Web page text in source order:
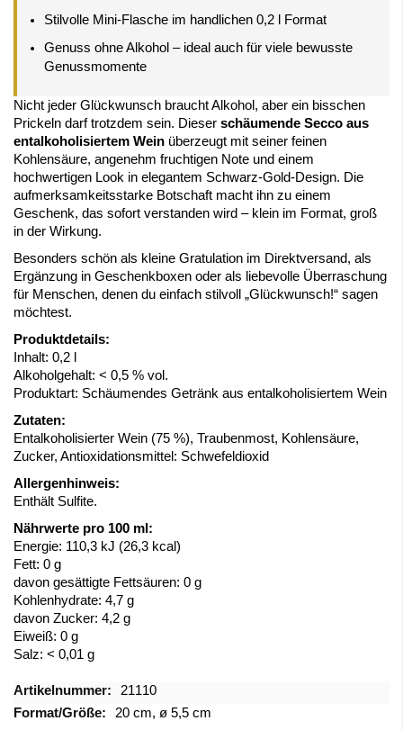
Stilvolle Mini-Flasche im handlichen 0,2 l Format
Genuss ohne Alkohol – ideal auch für viele bewusste
Genussmomente
Nicht jeder Glückwunsch braucht Alkohol, aber ein bisschen
Prickeln darf trotzdem sein. Dieser schäumende Secco aus
entalkoholisiertem Wein überzeugt mit seiner feinen
Kohlensäure, angenehm fruchtigen Note und einem
hochwertigen Look in elegantem Schwarz-Gold-Design. Die
aufmerksamkeitsstarke Botschaft macht ihn zu einem
Geschenk, das sofort verstanden wird – klein im Format, groß
in der Wirkung.
Besonders schön als kleine Gratulation im Direktversand, als
Ergänzung in Geschenkboxen oder als liebevolle Überraschung
für Menschen, denen du einfach stilvoll „Glückwunsch!“ sagen
möchtest.
Produktdetails:
Inhalt: 0,2 l
Alkoholgehalt: < 0,5 % vol.
Produktart: Schäumendes Getränk aus entalkoholisiertem Wein
Zutaten:
Entalkoholisierter Wein (75 %), Traubenmost, Kohlensäure,
Zucker, Antioxidationsmittel: Schwefeldioxid
Allergenhinweis:
Enthält Sulfite.
Nährwerte pro 100 ml:
Energie: 110,3 kJ (26,3 kcal)
Fett: 0 g
davon gesättigte Fettsäuren: 0 g
Kohlenhydrate: 4,7 g
davon Zucker: 4,2 g
Eiweiß: 0 g
Salz: < 0,01 g
Mehr
Informationen
21110
20 cm, ø 5,5 cm